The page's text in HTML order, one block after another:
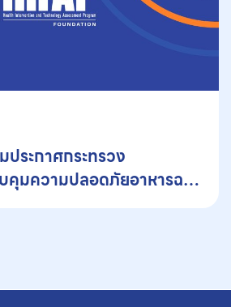
ประกาศกระทรวง
คุมความปลอดภัยอาหารฉาย